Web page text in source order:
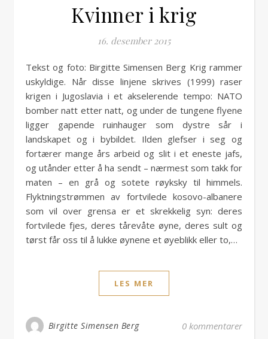
Kvinner i krig
16. desember 2015
Tekst og foto: Birgitte Simensen Berg Krig rammer
uskyldige. Når disse linjene skrives (1999) raser
krigen i Jugoslavia i et akselerende tempo: NATO
bomber natt etter natt, og under de tungene flyene
ligger gapende ruinhauger som dystre sår i
landskapet og i bybildet. Ilden glefser i seg og
fortærer mange års arbeid og slit i et eneste jafs,
og utånder etter å ha sendt – nærmest som takk for
maten – en grå og sotete røyksky til himmels.
Flyktningstrømmen av fortvilede kosovo-albanere
som vil over grensa er et skrekkelig syn: deres
fortvilede fjes, deres tårevåte øyne, deres sult og
tørst får oss til å lukke øynene et øyeblikk eller to,…
LES MER
Birgitte Simensen Berg 0 kommentarer